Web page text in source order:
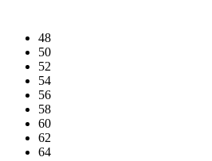
48
50
52
54
56
58
60
62
64